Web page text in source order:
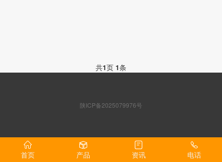
共1页 1条
陕ICP备2025079976号
首页 产品 资讯 电话